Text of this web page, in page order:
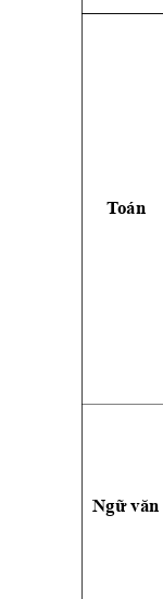
Toán
Ngữ văn